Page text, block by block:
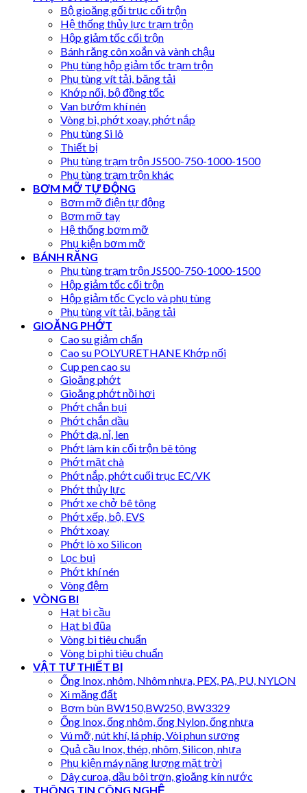
Bộ gioăng gối trục cối trộn
Hệ thống thủy lực trạm trộn
Hộp giảm tốc cối trộn
Bánh răng côn xoắn và vành chậu
Phụ tùng hộp giảm tốc trạm trộn
Phụ tùng vít tải, băng tải
Khớp nối, bộ đồng tốc
Van bướm khí nén
Vòng bi, phớt xoay, phớt nắp
Phụ tùng Si lô
Thiết bị
Phụ tùng trạm trộn JS500-750-1000-1500
Phụ tùng trạm trộn khác
BƠM MỠ TỰ ĐỘNG
Bơm mỡ điện tự động
Bơm mỡ tay
Hệ thống bơm mỡ
Phụ kiện bơm mỡ
BÁNH RĂNG
Phụ tùng trạm trộn JS500-750-1000-1500
Hộp giảm tốc cối trộn
Hộp giảm tốc Cyclo và phụ tùng
Phụ tùng vít tải, băng tải
GIOĂNG PHỚT
Cao su giảm chấn
Cao su POLYURETHANE Khớp nối
Cup pen cao su
Gioăng phớt
Gioăng phớt nồi hơi
Phớt chắn bụi
Phớt chắn dầu
Phớt dạ, nỉ, len
Phớt làm kín cối trộn bê tông
Phớt mặt chà
Phớt nắp, phớt cuối trục EC/VK
Phớt thủy lực
Phớt xe chở bê tông
Phớt xếp, bộ, EVS
Phớt xoay
Phớt lò xo Silicon
Lọc bụi
Phớt khí nén
Vòng đệm
VÒNG BI
Hạt bi cầu
Hạt bi đũa
Vòng bi tiêu chuẩn
Vòng bi phi tiêu chuẩn
VẬT TƯ THIẾT BỊ
Ống Inox, nhôm, Nhôm nhựa, PEX, PA, PU, NYLON
Xi măng đất
Bơm bùn BW150,BW250, BW3329
Ống Inox, ống nhôm, ống Nylon, ống nhựa
Vú mỡ, nút khí, lá phíp, Vòi phun sương
Quả cầu Inox, thép, nhôm, Silicon, nhựa
Phụ kiện máy năng lượng mặt trời
Dây curoa, dầu bôi trơn, gioăng kín nước
THÔNG TIN CÔNG NGHỆ